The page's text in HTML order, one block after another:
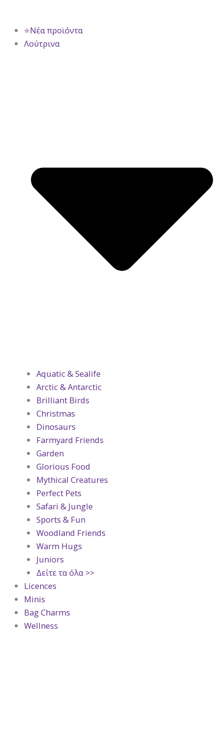
⭐Νέα προϊόντα
Λούτρινα
Aquatic & Sealife
Arctic & Antarctic
Brilliant Birds
Christmas
Dinosaurs
Farmyard Friends
Garden
Glorious Food
Mythical Creatures
Perfect Pets
Safari & Jungle
Sports & Fun
Woodland Friends
Warm Hugs
Juniors
Δείτε τα όλα >>
Licences
Minis
Bag Charms
Wellness